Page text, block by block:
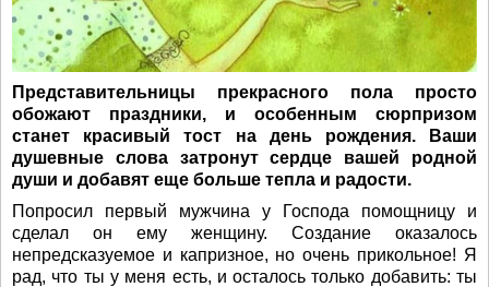
Представительницы прекрасного пола просто
обожают праздники, и особенным сюрпризом
станет красивый тост на день рождения. Ваши
душевные слова затронут сердце вашей родной
души и добавят еще больше тепла и радости.
Попросил первый мужчина у Господа помощницу и
сделал он ему женщину. Создание оказалось
непредсказуемое и капризное, но очень прикольное! Я
рад, что ты у меня есть, и осталось только добавить: ты